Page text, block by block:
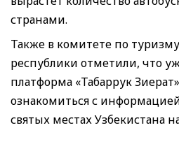
странами.
Также в комитете по
республики отметили, что
платформа «Табаррук
ознакомиться с
святых местах Узбекистана